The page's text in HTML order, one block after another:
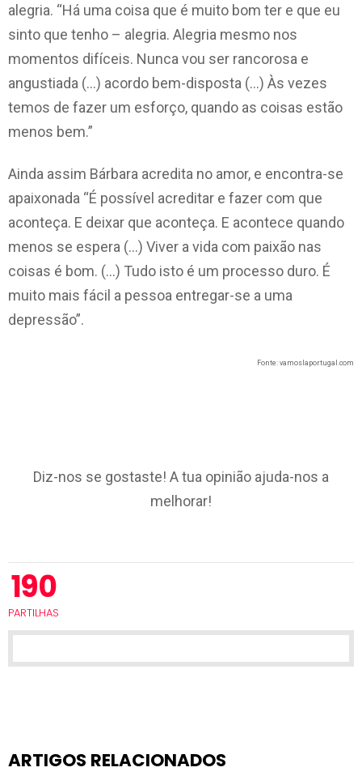
alegria. “Há uma coisa que é muito bom ter e que eu
sinto que tenho – alegria. Alegria mesmo nos
momentos difíceis. Nunca vou ser rancorosa e
angustiada (…) acordo bem-disposta (…) Às vezes
temos de fazer um esforço, quando as coisas estão
menos bem.”
Ainda assim Bárbara acredita no amor, e encontra-se
apaixonada “É possível acreditar e fazer com que
aconteça. E deixar que aconteça. E acontece quando
menos se espera (…) Viver a vida com paixão nas
coisas é bom. (…) Tudo isto é um processo duro. É
muito mais fácil a pessoa entregar-se a uma
depressão”.
Fonte: vamoslaportugal.com
Diz-nos se gostaste! A tua opinião ajuda-nos a
melhorar!
190
PARTILHAS
ARTIGOS RELACIONADOS